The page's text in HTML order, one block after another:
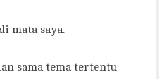
mata saya.
sama tema tertentu